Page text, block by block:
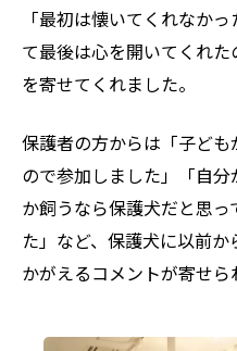
「最初は懐いてくれなか
て最後は心を開いてくれ
を寄せてくれました。
保護者の方からは「子ど
ので参加しました」「自
か飼うなら保護犬だと思
た」など、保護犬に以前
かがえるコメントが寄せら